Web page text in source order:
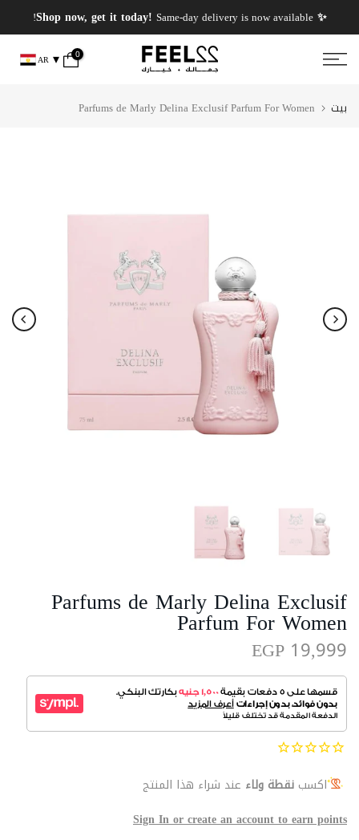
انتقل
إلى
المحتوى
✨ Shop now, get it today!
Same-day delivery is now available!
0
AR
بيت Parfums de Marly Delina Exclusif Parfum For Women
Parfums de Marly Delina Exclusif
Parfum For Women
EGP 19,999
اكسب نقطة ولاء عند شراء هذا المنتج
Sign In or create an account to earn points